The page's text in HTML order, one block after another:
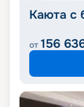
Каюта с
от 156